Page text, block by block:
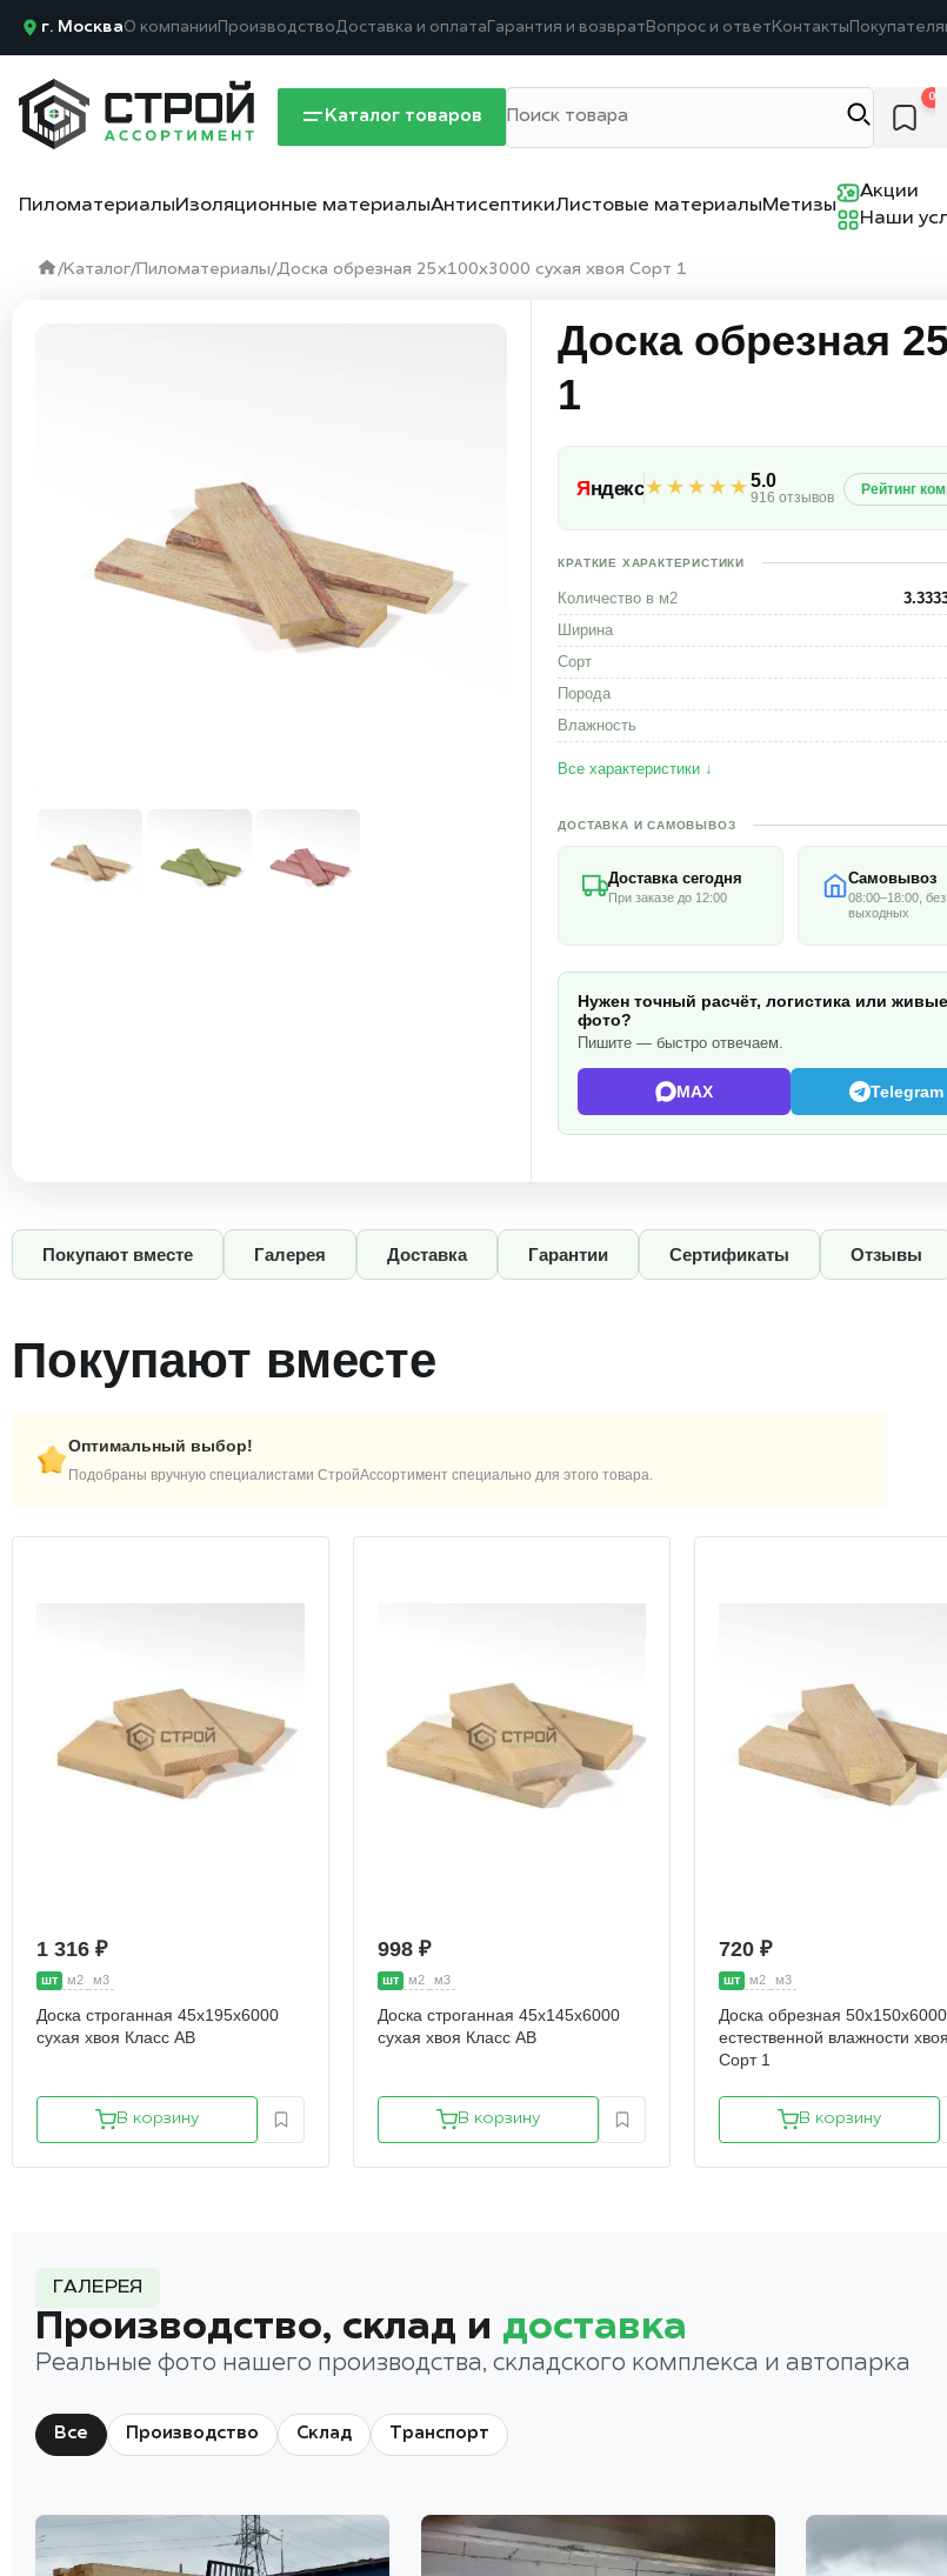
г. МоскваО компании ПроизводствоДоставка и оплата Гарантия и возврат Вопрос и ответ Контакты
Каталог товаров
0
ПиломатериалыИзоляционные материалыАнтисептикиЛистовые материалыМетизы
Акции
Наши
/Каталог/Пиломатериалы/Доска обрезная 25х100х3000 сухая хвоя Сорт 1
Доска обрезная
1
Яндекс★★★★★5.0
916 отзывов Рейтинг
КРАТКИЕ ХАРАКТЕРИСТИКИ
Количество в м2
Ширина
Сорт
Порода
Влажность
Все характеристики ↓
ДОСТАВКА И САМОВЫВОЗ
Доставка сегодня
При заказе до 12:00
Самовывоз
08:00–18:00, без
выходных
Нужен точный расчёт, логистика или живые
фото?
Пишите — быстро отвечаем.
MAX Telegram
Покупают вместе Галерея Доставка Гарантии Сертификаты Отзывы
Покупают вместе
Оптимальный выбор!
Подобраны вручную специалистами СтройАссортимент специально для этого товара.
1 316 ₽
шт м2 м3
Доска строганная 45х195х6000
сухая хвоя Класс АВ
В корзину
998 ₽
шт м2 м3
Доска строганная 45х145х6000
сухая хвоя Класс АВ
В корзину
720 ₽
шт м2 м3
Доска обрезная 50х150х6000
естественной влажности хвоя
Сорт 1
В корзину
ГАЛЕРЕЯ
Производство, склад и доставка
Реальные фото нашего производства, складского комплекса и автопарка
Все Производство Склад Транспорт